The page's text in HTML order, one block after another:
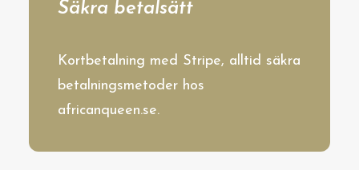
Säkra betalsätt
Kortbetalning med Stripe, alltid säkra
betalningsmetoder hos
africanqueen.se.